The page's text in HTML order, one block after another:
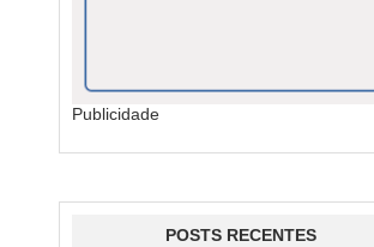
Publicidade
POSTS RECENTES